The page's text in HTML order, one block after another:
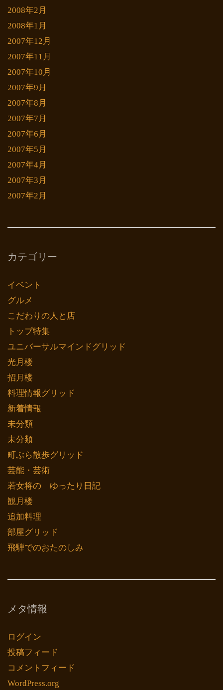
2008年2月
2008年1月
2007年12月
2007年11月
2007年10月
2007年9月
2007年8月
2007年7月
2007年6月
2007年5月
2007年4月
2007年3月
2007年2月
カテゴリー
イベント
グルメ
こだわりの人と店
トップ特集
ユニバーサルマインドグリッド
光月楼
招月楼
料理情報グリッド
新着情報
未分類
未分類
町ぶら散歩グリッド
芸能・芸術
若女将の ゆったり日記
観月楼
追加料理
部屋グリッド
飛騨でのおたのしみ
メタ情報
ログイン
投稿フィード
コメントフィード
WordPress.org